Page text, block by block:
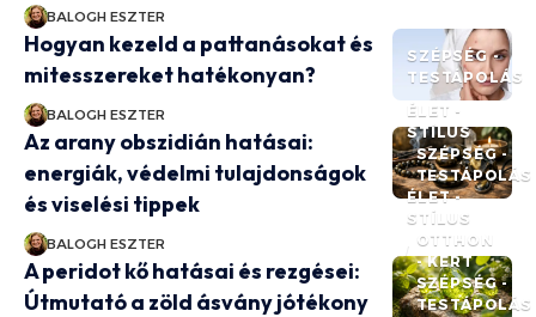
BALOGH ESZTER
SZÉPSÉG -
TESTÁPOLÁS
Hogyan kezeld a pattanásokat és
mitesszereket hatékonyan?
BALOGH ESZTER
ÉLET -
STÍLUS
SZÉPSÉG -
TESTÁPOLÁS
Az arany obszidián hatásai:
energiák, védelmi tulajdonságok
és viselési tippek
BALOGH ESZTER
ÉLET -
STÍLUS
OTTHON
- KERT
SZÉPSÉG -
TESTÁPOLÁS
A peridot kő hatásai és rezgései:
Útmutató a zöld ásvány jótékony